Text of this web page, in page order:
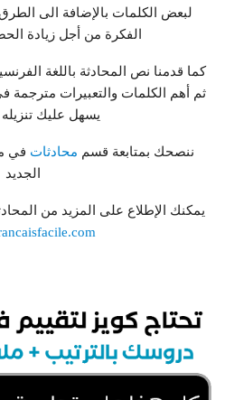
لبعض الكلمات بالإضافة الى
الفكرة من أجل زيادة
كما قدمنا نص المحادثة باللغة
يسهل عليك تنزيله
ننصحك بمتابعة قسم محادثات في
الجديد
يمكنك الإطلاع على المزيد من